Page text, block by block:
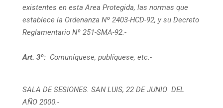
existentes en esta Area Protegida, las normas que
establece la Ordenanza Nº 2403-HCD-92, y su Decreto
Reglamentario Nº 251-SMA-92.-
Art. 3º:Comuníquese, publíquese, etc.-
SALA DE SESIONES. SAN LUIS, 22 DE JUNIO DEL
AÑO 2000.-